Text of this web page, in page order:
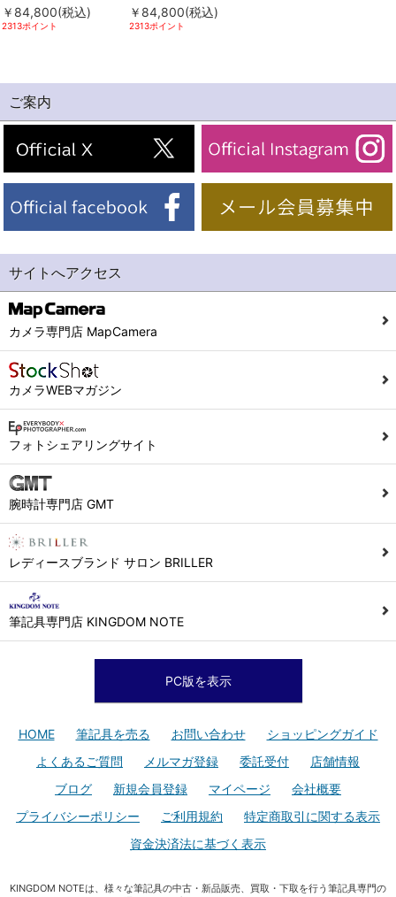
￥84,800(税込)
2313ポイント
￥84,800(税込)
2313ポイント
ご案内
サイトへアクセス
カメラ専門店 MapCamera
カメラWEBマガジン
フォトシェアリングサイト
腕時計専門店 GMT
レディースブランド サロン BRILLER
筆記具専門店 KINGDOM NOTE
PC版を表示
HOME 筆記具を売る お問い合わせ
ショッピングガイド
よくあるご質問
メルマガ登録 委託受付
店舗情報
ブログ
新規会員登録 マイページ
会社概要
プライバシーポリシー
ご利用規約
特定商取引に関する表示
資金決済法に基づく表示
KINGDOM NOTEは、様々な筆記具の中古・新品販売、買取・下取を行う筆記具専門の